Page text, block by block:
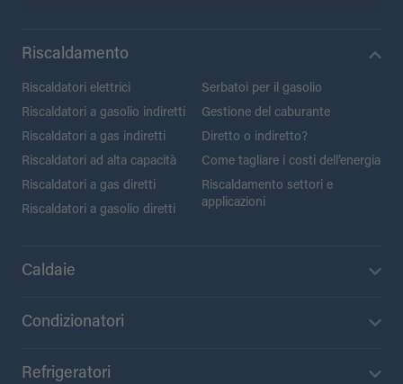
Riscaldamento
Riscaldatori elettrici
Riscaldatori a gasolio indiretti
Riscaldatori a gas indiretti
Riscaldatori ad alta capacità
Riscaldatori a gas diretti
Riscaldatori a gasolio diretti
Serbatoi per il gasolio
Gestione del caburante
Diretto o indiretto?
Come tagliare i costi dell’energia
Riscaldamento settori e
applicazioni
Caldaie
Condizionatori
Refrigeratori